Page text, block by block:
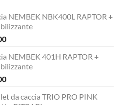
NEMBEK NBK400L RAPTOR +
Il
attuale
è:
€229,00.
NEMBEK 401H RAPTOR +
Il
attuale
da caccia TRIO PRO PINK